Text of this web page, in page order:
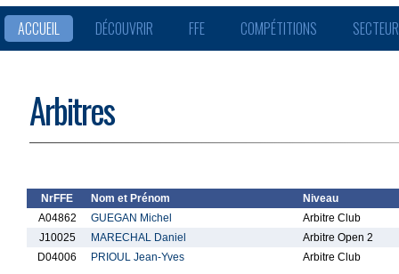
ACCUEIL DÉCOUVRIR FFE COMPÉTITIONS
Arbitres
NrFFE Nom et Prénom
Niveau
A04862
GUEGAN Michel
Arbitre Club
J10025
MARECHAL Daniel
Arbitre Open 2
D04006
PRIOUL Jean-Yves Arbitre Club